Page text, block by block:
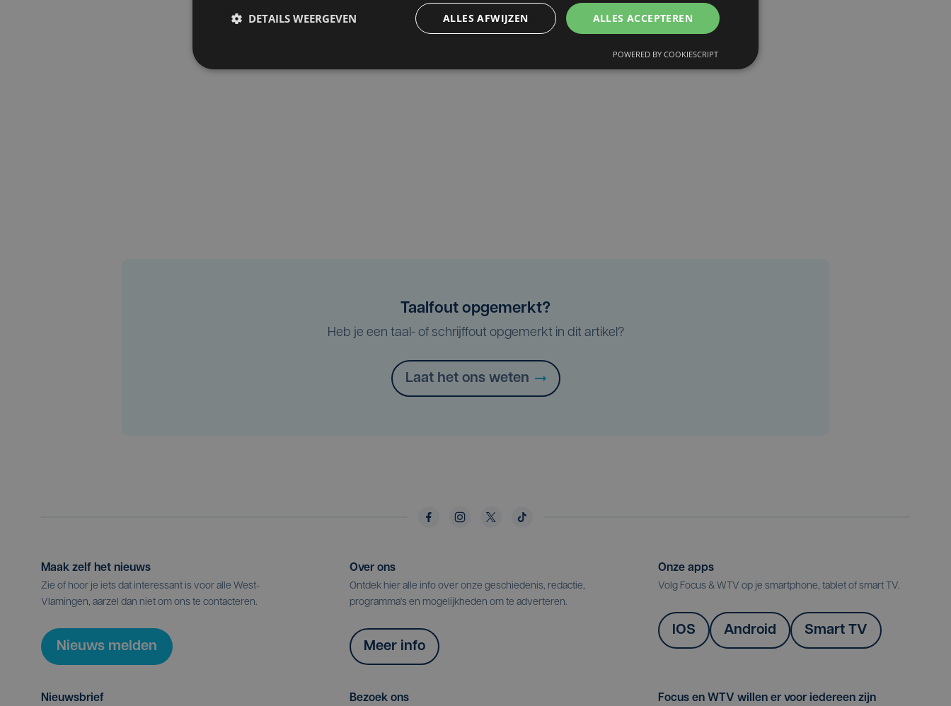
Taalfout opgemerkt?
Heb je een taal- of schrijffout opgemerkt in dit artikel?
Laat het ons weten
Maak zelf het nieuws
Zie of hoor je iets dat interessant is voor alle West-
Vlamingen, aarzel dan niet om ons te contacteren.
Nieuws melden
Over ons
Ontdek hier alle info over onze geschiedenis, redactie,
programma's en mogelijkheden om te adverteren.
Meer info
Onze apps
Volg Focus & WTV op je smartphone, tablet of smart TV.
IOS Android Smart TV
Nieuwsbrief Bezoek ons Focus en WTV willen er voor iedereen zijn
ALLES ACCEPTEREN
ALLES AFWIJZEN
DETAILS WEERGEVEN
POWERED BY COOKIESCRIPT